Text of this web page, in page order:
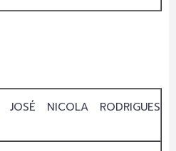
NICOLA RODRIGUES